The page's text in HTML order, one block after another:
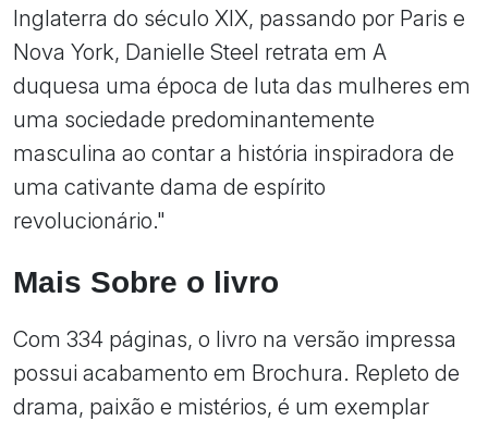
Inglaterra do século XIX, passando por Paris e
Nova York, Danielle Steel retrata em A
duquesa uma época de luta das mulheres em
uma sociedade predominantemente
masculina ao contar a história inspiradora de
uma cativante dama de espírito
revolucionário."
Mais Sobre o livro
Com 334 páginas, o livro na versão impressa
possui acabamento em Brochura. Repleto de
drama, paixão e mistérios, é um exemplar